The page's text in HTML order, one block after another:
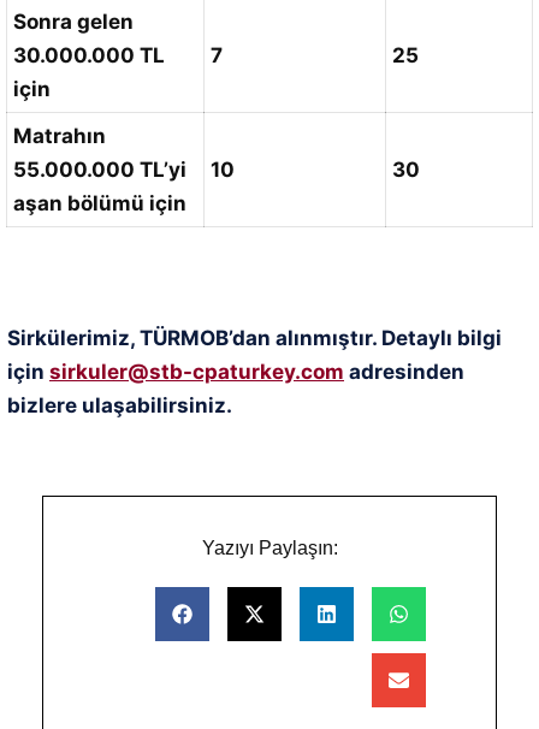
Sonra gelen
30.000.000 TL
için
7 25
Matrahın
55.000.000 TL’yi
aşan bölümü için
10 30
Sirkülerimiz, TÜRMOB’dan alınmıştır. Detaylı bilgi
için sirkuler@stb-cpaturkey.com adresinden
bizlere ulaşabilirsiniz.
Yazıyı Paylaşın: